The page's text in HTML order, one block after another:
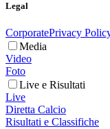
Legal
CorporatePrivacy
Media
Video
Foto
Live e Risultati
Live
Diretta Calcio
Risultati e Classifiche